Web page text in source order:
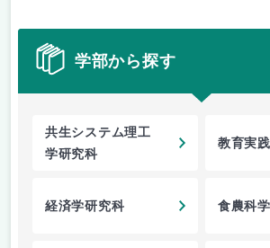
学部から探す
共生システム理工
学研究科
教育実
経済学研究科 食農科